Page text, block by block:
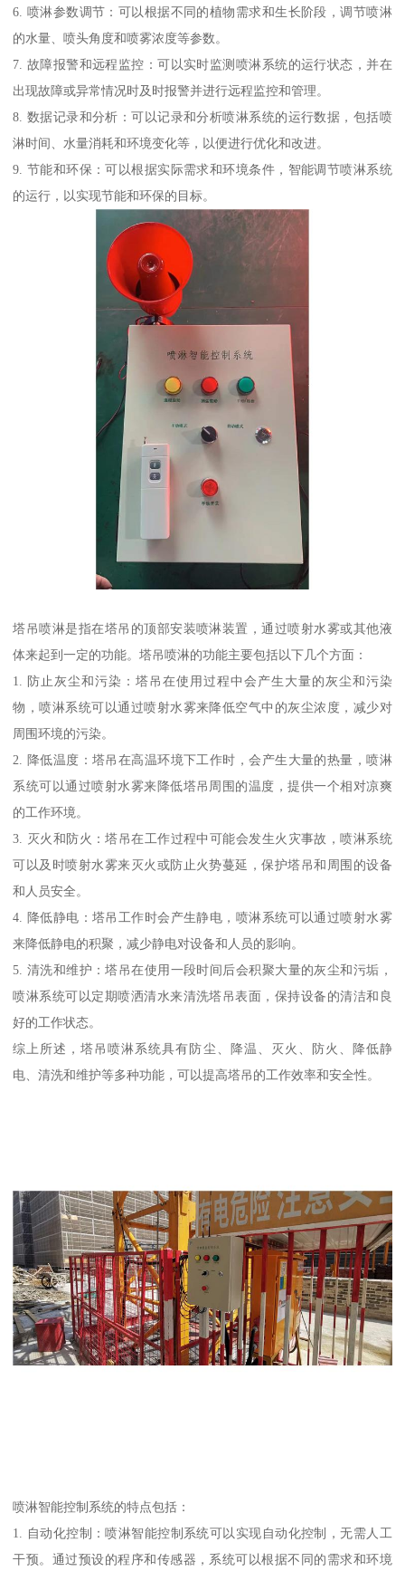
6. 喷淋参数调节：可以根据不同的植物需求和生长阶段，调节喷淋
的水量、喷头角度和喷雾浓度等参数。
7. 故障报警和远程监控：可以实时监测喷淋系统的运行状态，并在
出现故障或异常情况时及时报警并进行远程监控和管理。
8. 数据记录和分析：可以记录和分析喷淋系统的运行数据，包括喷
淋时间、水量消耗和环境变化等，以便进行优化和改进。
9. 节能和环保：可以根据实际需求和环境条件，智能调节喷淋系统
的运行，以实现节能和环保的目标。
塔吊喷淋是指在塔吊的顶部安装喷淋装置，通过喷射水雾或其他液
体来起到一定的功能。塔吊喷淋的功能主要包括以下几个方面：
1. 防止灰尘和污染：塔吊在使用过程中会产生大量的灰尘和污染
物，喷淋系统可以通过喷射水雾来降低空气中的灰尘浓度，减少对
周围环境的污染。
2. 降低温度：塔吊在高温环境下工作时，会产生大量的热量，喷淋
系统可以通过喷射水雾来降低塔吊周围的温度，提供一个相对凉爽
的工作环境。
3. 灭火和防火：塔吊在工作过程中可能会发生火灾事故，喷淋系统
可以及时喷射水雾来灭火或防止火势蔓延，保护塔吊和周围的设备
和人员安全。
4. 降低静电：塔吊工作时会产生静电，喷淋系统可以通过喷射水雾
来降低静电的积聚，减少静电对设备和人员的影响。
5. 清洗和维护：塔吊在使用一段时间后会积聚大量的灰尘和污垢，
喷淋系统可以定期喷洒清水来清洗塔吊表面，保持设备的清洁和良
好的工作状态。
综上所述，塔吊喷淋系统具有防尘、降温、灭火、防火、降低静
电、清洗和维护等多种功能，可以提高塔吊的工作效率和安全性。
喷淋智能控制系统的特点包括：
1. 自动化控制：喷淋智能控制系统可以实现自动化控制，无需人工
干预。通过预设的程序和传感器，系统可以根据不同的需求和环境